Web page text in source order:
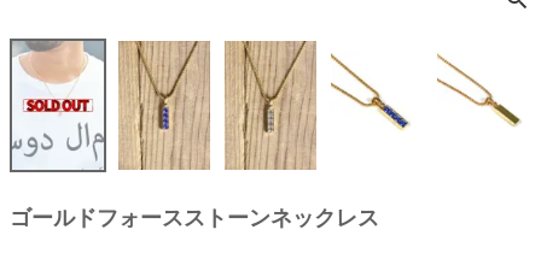
ゴールドフォースストーンネックレス